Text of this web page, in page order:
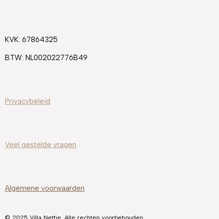
k
KVK: 67864325
BTW: NL002022776B49
Privacybeleid
Veel gestelde vragen
Algemene voorwaarden
© 2025 Villa Nettie. Alle rechten voorbehouden